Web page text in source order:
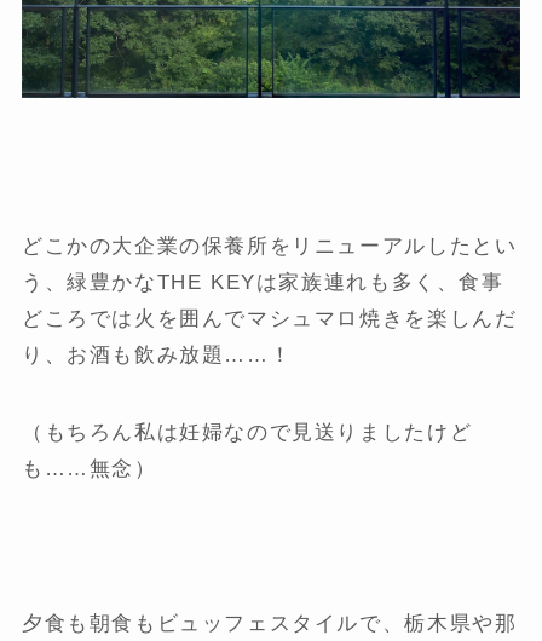
どこかの大企業の保養所をリニューアルしたとい
う、緑豊かなTHE KEYは家族連れも多く、食事
どころでは火を囲んでマシュマロ焼きを楽しんだ
り、お酒も飲み放題……！
（もちろん私は妊婦なので見送りましたけど
も……無念）
夕食も朝食もビュッフェスタイルで、栃木県や那